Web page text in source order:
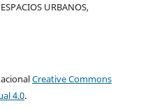
URBANOS,
Creative Commons
4.0.